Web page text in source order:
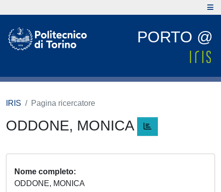
PORTO @
IRIS Pagina ricercatore
ODDONE, MONICA
Nome completo
ODDONE, MONICA